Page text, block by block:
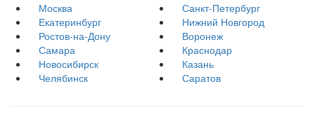
Москва
Санкт-Петербург
Екатеринбург
Нижний Новгород
Ростов-на-Дону
Воронеж
Самара
Краснодар
Новосибирск
Казань
Челябинск
Саратов